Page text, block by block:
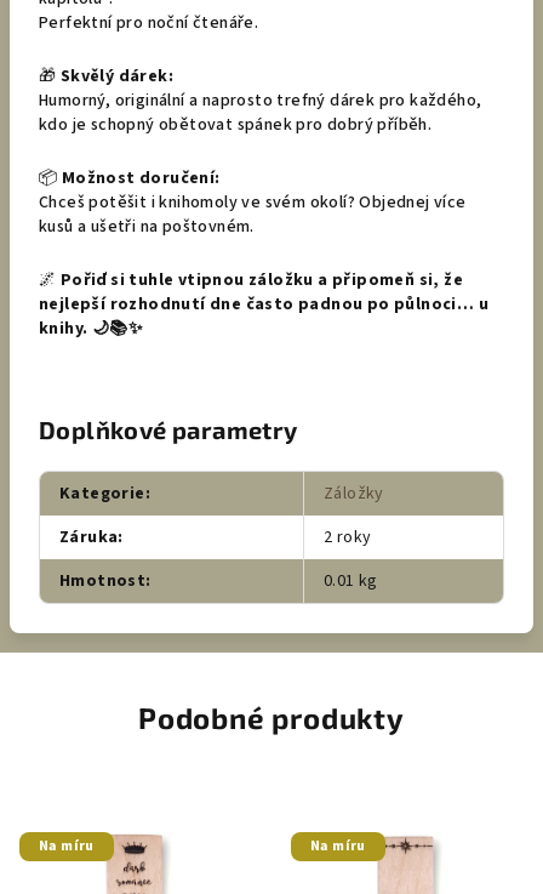
Perfektní pro noční čtenáře.
🎁 Skvělý dárek:
Humorný, originální a naprosto trefný dárek pro každého,
kdo je schopný obětovat spánek pro dobrý příběh.
📦 Možnost doručení:
Chceš potěšit i knihomoly ve svém okolí? Objednej více
kusů a ušetři na poštovném.
🌌 Pořiď si tuhle vtipnou záložku a připomeň si, že
nejlepší rozhodnutí dne často padnou po půlnoci… u
knihy. 🌙📚✨
Doplňkové parametry
Kategorie:
Záložky
Záruka:
2 roky
Hmotnost: 0.01 kg
Podobné produkty
Na míru Na míru